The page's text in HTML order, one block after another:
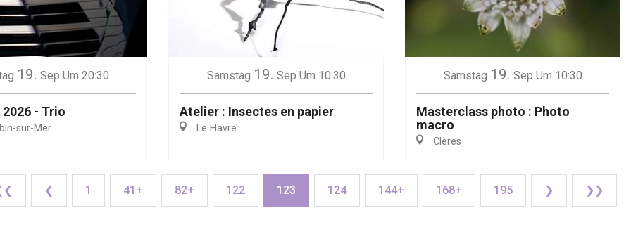
19. Sep Um 20:30
- Trio
sur-Mer
Samstag 19. Sep Um 10:30
Atelier : Insectes en papier
Le Havre
Samstag 19. Sep Um 10:30
Masterclass photo : Photo
macro
Clères
❮ 1 41+ 82+ 122 123 124 144+ 168+ 195 ❯ ❯❯